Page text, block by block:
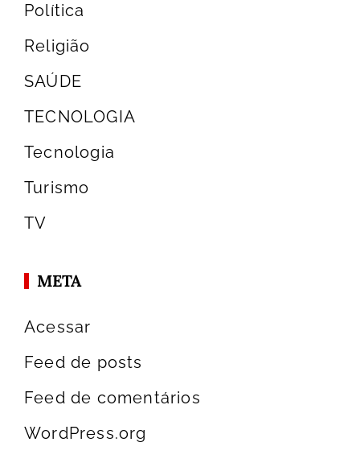
Política
Religião
SAÚDE
TECNOLOGIA
Tecnologia
Turismo
TV
META
Acessar
Feed de posts
Feed de comentários
WordPress.org